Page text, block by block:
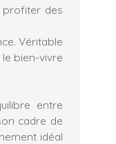
profiter des
Véritable
bien-vivre
entre
cadre de
idéal